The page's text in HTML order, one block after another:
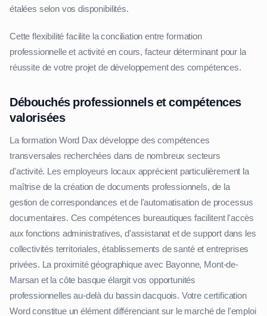
étalées selon vos disponibilités.
Cette flexibilité facilite la conciliation entre formation
professionnelle et activité en cours, facteur déterminant pour la
réussite de votre projet de développement des compétences.
Débouchés professionnels et compétences
valorisées
La formation Word Dax développe des compétences
transversales recherchées dans de nombreux secteurs
d'activité. Les employeurs locaux apprécient particulièrement la
maîtrise de la création de documents professionnels, de la
gestion de correspondances et de l'automatisation de processus
documentaires. Ces compétences bureautiques facilitent l'accès
aux fonctions administratives, d'assistanat et de support dans les
collectivités territoriales, établissements de santé et entreprises
privées. La proximité géographique avec Bayonne, Mont-de-
Marsan et la côte basque élargit vos opportunités
professionnelles au-delà du bassin dacquois. Votre certification
Word constitue un élément différenciant sur le marché de l'emploi